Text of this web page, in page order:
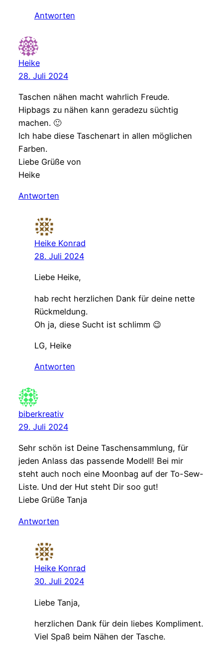
Antworten
Heike
28. Juli 2024
Taschen nähen macht wahrlich Freude.
Hipbags zu nähen kann geradezu süchtig
machen. 🙂
Ich habe diese Taschenart in allen möglichen
Farben.
Liebe Grüße von
Heike
Antworten
Heike Konrad
28. Juli 2024
Liebe Heike,
hab recht herzlichen Dank für deine nette
Rückmeldung.
Oh ja, diese Sucht ist schlimm 😉
LG, Heike
Antworten
biberkreativ
29. Juli 2024
Sehr schön ist Deine Taschensammlung, für
jeden Anlass das passende Modell! Bei mir
steht auch noch eine Moonbag auf der To-Sew-
Liste. Und der Hut steht Dir soo gut!
Liebe Grüße Tanja
Antworten
Heike Konrad
30. Juli 2024
Liebe Tanja,
herzlichen Dank für dein liebes Kompliment.
Viel Spaß beim Nähen der Tasche.